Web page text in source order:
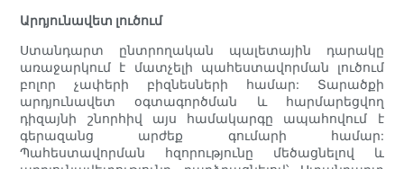
Արդյունավետ լուծում
Ստանդարտ ընտրողական պալետային դարակը
առաջարկում է մատչելի պահեստավորման լուծում
բոլոր չափերի բիզնեսների համար: Տարածքի
արդյունավետ օգտագործման և հարմարեցվող
դիզայնի շնորհիվ այս համակարգը ապահովում է
գերազանց արժեք գումարի համար:
Պահեստավորման հզորությունը մեծացնելով և